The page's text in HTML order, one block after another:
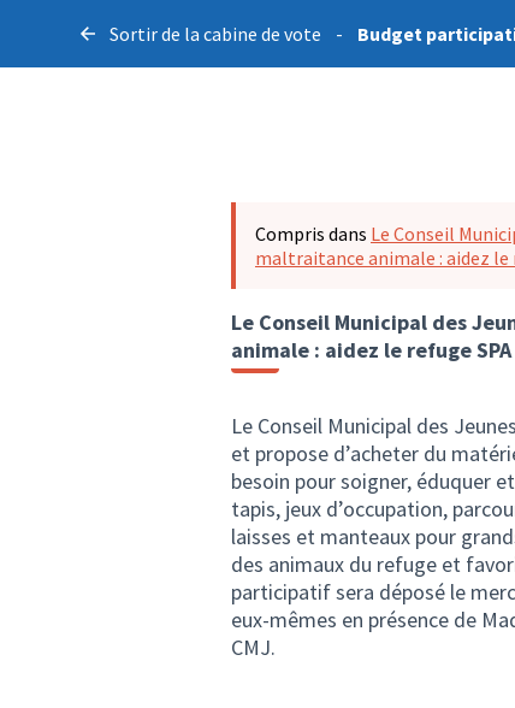
Sortir de la cabine de vote - Budget
Compris dans Le Conseil
maltraitance animale : aidez le
Le Conseil Municipal des
animale : aidez le refuge
Le Conseil Municipal des
et propose d’acheter du
besoin pour soigner, éduquer
tapis, jeux d’occupation,
laisses et manteaux pour
des animaux du refuge et
participatif sera déposé le
eux-mêmes en présence de
CMJ.